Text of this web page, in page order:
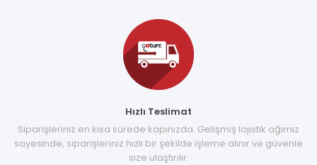
Hızlı Teslimat
Siparişleriniz en kısa sürede kapınızda. Gelişmiş lojistik ağımız
sayesinde, siparişleriniz hızlı bir şekilde işleme alınır ve güvenle
size ulaştırılır.